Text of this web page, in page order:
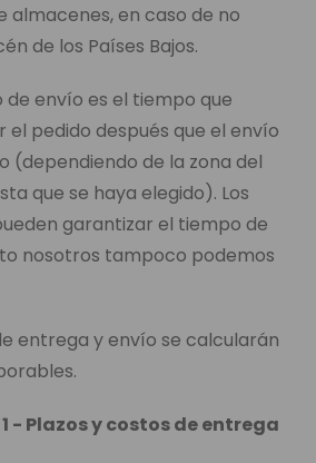
almacenes, en caso de no
de los Países Bajos.
envío es el tiempo que
pedido después que el envío
(dependiendo de la zona del
que se haya elegido). Los
garantizar el tiempo de
nosotros tampoco podemos
entrega y envío se calcularán
- Plazos y costos de entrega